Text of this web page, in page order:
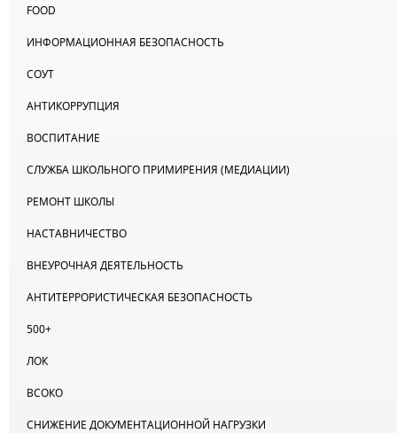
FOOD
ИНФОРМАЦИОННАЯ БЕЗОПАСНОСТЬ
СОУТ
АНТИКОРРУПЦИЯ
ВОСПИТАНИЕ
СЛУЖБА ШКОЛЬНОГО ПРИМИРЕНИЯ (МЕДИАЦИИ)
РЕМОНТ ШКОЛЫ
НАСТАВНИЧЕСТВО
ВНЕУРОЧНАЯ ДЕЯТЕЛЬНОСТЬ
АНТИТЕРРОРИСТИЧЕСКАЯ БЕЗОПАСНОСТЬ
500+
ЛОК
ВСОКО
СНИЖЕНИЕ ДОКУМЕНТАЦИОННОЙ НАГРУЗКИ